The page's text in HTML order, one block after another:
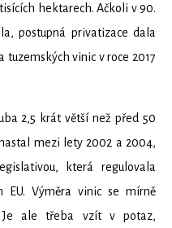
hektarech. Ačkoli v 90.
postupná privatizace dala
vinic v roce 2017
2,5 krát větší než před 50
mezi lety 2002 a 2004,
která regulovala
EU. Výměra vinic se mírně
Je ale třeba vzít v potaz,